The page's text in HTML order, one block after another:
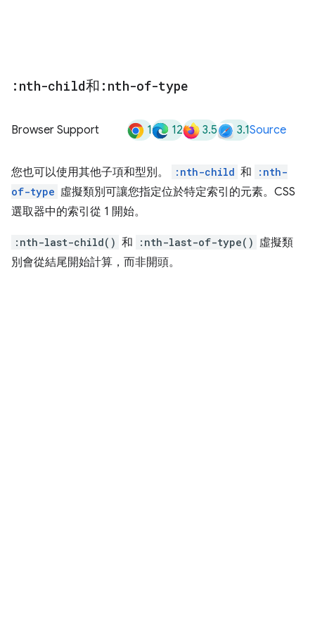
:nth-child和 :nth-of-type
Browser Support 1 12 3.5 3.1Source
您也可以使用其他子項和型別。 :nth-child 和
:nth-
of-type 虛擬類別可讓您指定位於特定索引的元素。CSS
選取器中的索引從 1 開始。
:nth-last-child() 和 :nth-last-of-type() 虛擬類
別會從結尾開始計算，而非開頭。